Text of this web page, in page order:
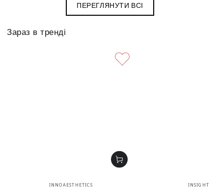
ПЕРЕГЛЯНУТИ ВСІ
Зараз в тренді
Бренд:
INNOAESTHETICS INSIGHT